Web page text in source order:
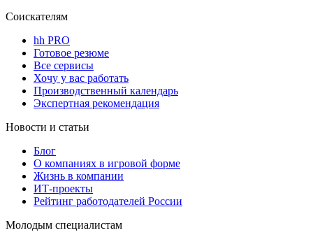
Соискателям
hh PRO
Готовое резюме
Все сервисы
Хочу у вас работать
Производственный календарь
Экспертная рекомендация
Новости и статьи
Блог
О компаниях в игровой форме
Жизнь в компании
ИТ-проекты
Рейтинг работодателей России
Молодым специалистам